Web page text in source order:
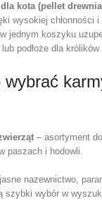
kota (pellet
wysokiej chłonności
jednym koszyku
podłoże dla
wybrać
– asortyment
paszach i hodowli.
nazewnictwo,
szybki wybór w